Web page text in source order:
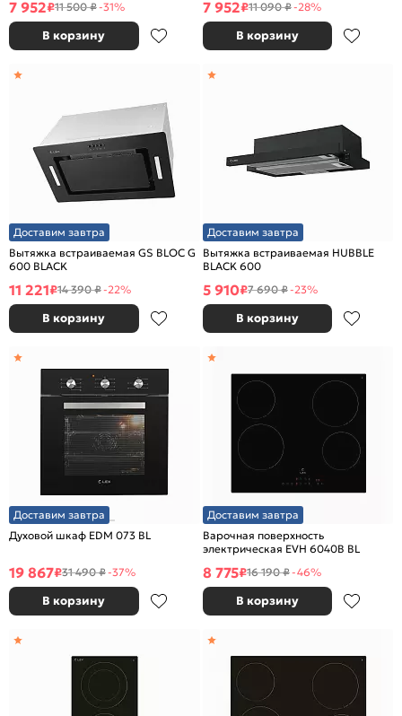
7 952₽11 500 ₽-31%
В корзину
7 952₽11 090 ₽-28%
В корзину
Доставим завтра
Вытяжка встраиваемая GS BLOC G
600 BLACK
11 221₽14 390 ₽-22%
В корзину
Доставим завтра
Вытяжка встраиваемая HUBBLE
BLACK 600
5 910₽7 690 ₽-23%
В корзину
Доставим завтра
Духовой шкаф EDM 073 BL
19 867₽31 490 ₽-37%
В корзину
Доставим завтра
Варочная поверхность
электрическая EVH 6040B BL
8 775₽16 190 ₽-46%
В корзину